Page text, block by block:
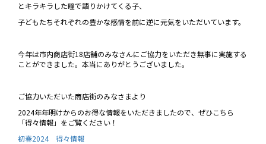
とキラキラした瞳で語りかけてくる子、
子どもたちそれぞれの豊かな感情を前に逆に元気をいただいています。
今年は市内商店街18店舗のみなさんにご協力をいただき無事に実施する
ことができました。本当にありがとうございました。
ご協力いただいた商店街のみなさまより
2024年年明けからのお得な情報をいただきましたので、ぜひこちら
「得々情報」をご覧ください！
初春2024 得々情報